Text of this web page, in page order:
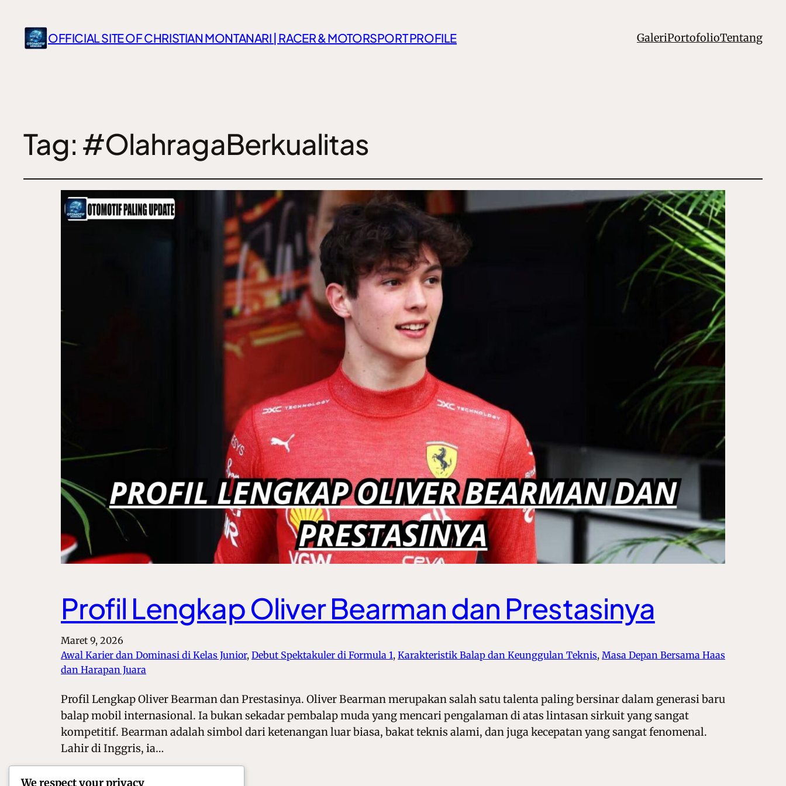
OFFICIAL SITE OF CHRISTIAN MONTANARI | RACER & MOTORSPORT PROFILE GaleriPortofolioTentang
Tag: #OlahragaBerkualitas
Profil Lengkap Oliver Bearman dan Prestasinya
Maret 9, 2026
Awal Karier dan Dominasi di Kelas Junior, Debut Spektakuler di Formula 1, Karakteristik Balap dan Keunggulan Teknis, Masa Depan Bersama Haas
dan Harapan Juara
Profil Lengkap Oliver Bearman dan Prestasinya. Oliver Bearman merupakan salah satu talenta paling bersinar dalam generasi baru
balap mobil internasional. Ia bukan sekadar pembalap muda yang mencari pengalaman di atas lintasan sirkuit yang sangat
kompetitif. Bearman adalah simbol dari ketenangan luar biasa, bakat teknis alami, dan juga kecepatan yang sangat fenomenal.
Lahir di Inggris, ia…
We respect your privacy